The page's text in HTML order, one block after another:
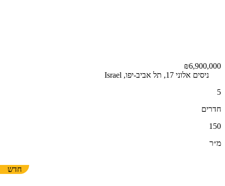
₪6,900,000
ניסים אלוני 17, תל אביב-יפו, Israel
5
חדרים
150
מ״ר
חדש